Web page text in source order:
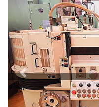
Previous